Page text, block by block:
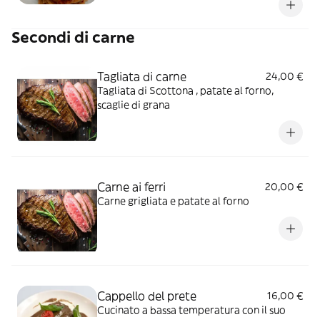
Secondi di carne
Tagliata di carne
24,00 €
Tagliata di Scottona , patate al forno,
scaglie di grana
Carne ai ferri
20,00 €
Carne grigliata e patate al forno
Cappello del prete
16,00 €
Cucinato a bassa temperatura con il suo